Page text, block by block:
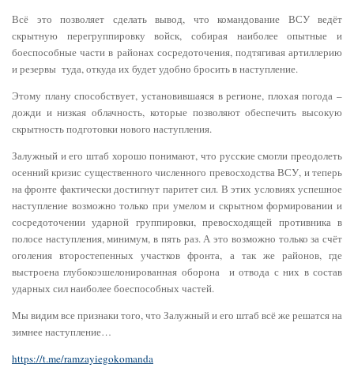
Всё это позволяет сделать вывод, что командование ВСУ ведёт
скрытную перегруппировку войск, собирая наиболее опытные и
боеспособные части в районах сосредоточения, подтягивая артиллерию
и резервы туда, откуда их будет удобно бросить в наступление.
Этому плану способствует, установившаяся в регионе, плохая погода –
дожди и низкая облачность, которые позволяют обеспечить высокую
скрытность подготовки нового наступления.
Залужный и его штаб хорошо понимают, что русские смогли преодолеть
осенний кризис существенного численного превосходства ВСУ, и теперь
на фронте фактически достигнут паритет сил. В этих условиях успешное
наступление возможно только при умелом и скрытном формировании и
сосредоточении ударной группировки, превосходящей противника в
полосе наступления, минимум, в пять раз. А это возможно только за счёт
оголения второстепенных участков фронта, а так же районов, где
выстроена глубокоэшелонированная оборона и отвода с них в состав
ударных сил наиболее боеспособных частей.
Мы видим все признаки того, что Залужный и его штаб всё же решатся на
зимнее наступление…
https://t.me/ramzayiegokomanda